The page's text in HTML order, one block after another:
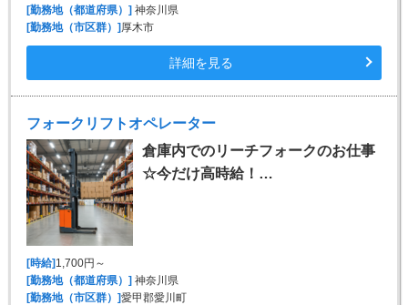
[勤務地（都道府県）]神奈川県
[勤務地（市区群）]厚木市
詳細を見る
フォークリフトオペレーター
倉庫内でのリーチフォークのお仕事
☆今だけ高時給！…
[時給]1,700円～
[勤務地（都道府県）]神奈川県
[勤務地（市区群）]愛甲郡愛川町